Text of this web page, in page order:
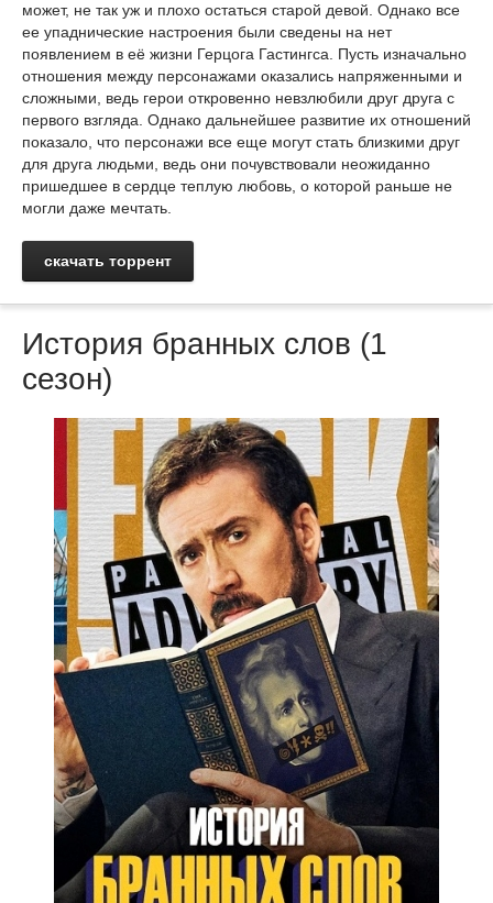
может, не так уж и плохо остаться старой девой. Однако все
ее упаднические настроения были сведены на нет
появлением в её жизни Герцога Гастингса. Пусть изначально
отношения между персонажами оказались напряженными и
сложными, ведь герои откровенно невзлюбили друг друга с
первого взгляда. Однако дальнейшее развитие их отношений
показало, что персонажи все еще могут стать близкими друг
для друга людьми, ведь они почувствовали неожиданно
пришедшее в сердце теплую любовь, о которой раньше не
могли даже мечтать.
скачать торрент
История бранных слов (1
сезон)